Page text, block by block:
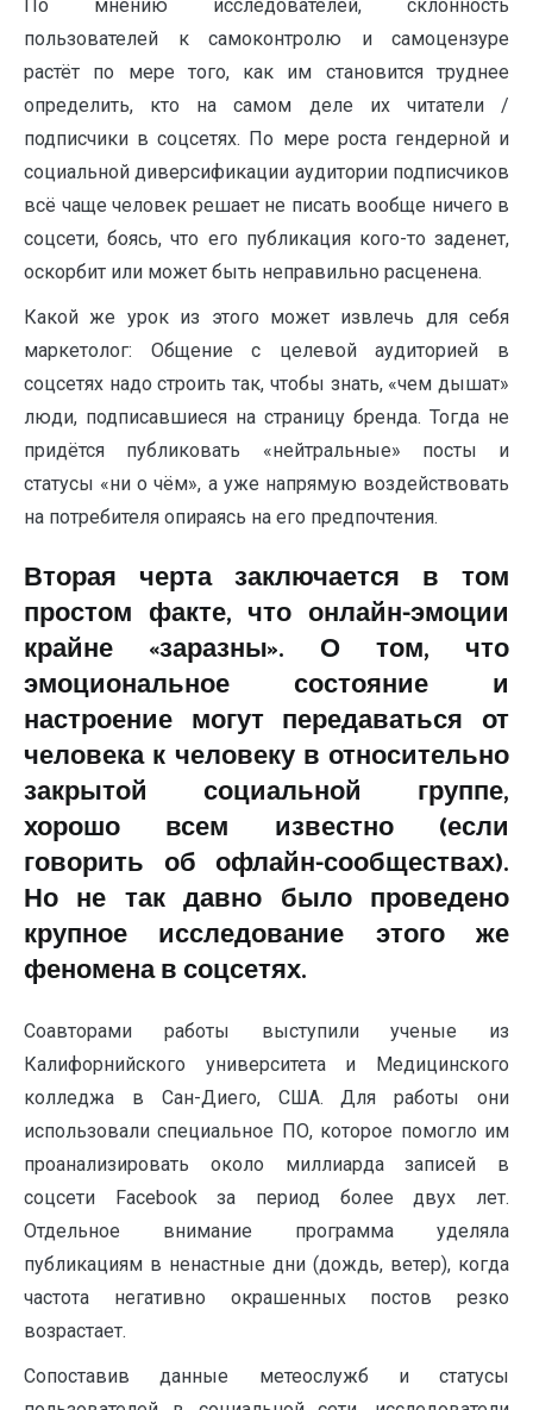
По мнению исследователей, склонность
пользователей к самоконтролю и самоцензуре
растёт по мере того, как им становится труднее
определить, кто на самом деле их читатели /
подписчики в соцсетях. По мере роста гендерной и
социальной диверсификации аудитории подписчиков
всё чаще человек решает не писать вообще ничего в
соцсети, боясь, что его публикация кого-то заденет,
оскорбит или может быть неправильно расценена.
Какой же урок из этого может извлечь для себя
маркетолог: Общение с целевой аудиторией в
соцсетях надо строить так, чтобы знать, «чем дышат»
люди, подписавшиеся на страницу бренда. Тогда не
придётся публиковать «нейтральные» посты и
статусы «ни о чём», а уже напрямую воздействовать
на потребителя опираясь на его предпочтения.
Вторая черта заключается в том
простом факте, что онлайн-эмоции
крайне «заразны». О том, что
эмоциональное состояние и
настроение могут передаваться от
человека к человеку в относительно
закрытой социальной группе,
хорошо всем известно (если
говорить об офлайн-сообществах).
Но не так давно было проведено
крупное исследование этого же
феномена в соцсетях.
Соавторами работы выступили ученые из
Калифорнийского университета и Медицинского
колледжа в Сан-Диего, США. Для работы они
использовали специальное ПО, которое помогло им
проанализировать около миллиарда записей в
соцсети Facebook за период более двух лет.
Отдельное внимание программа уделяла
публикациям в ненастные дни (дождь, ветер), когда
частота негативно окрашенных постов резко
возрастает.
Сопоставив данные метеослужб и статусы